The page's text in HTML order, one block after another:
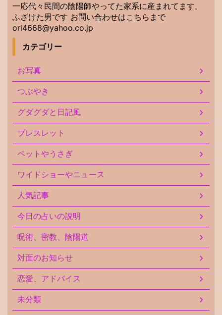
一応代々民間の陰陽師やってた家系に産まれてます。
ふざけた男です お問い合わせはこちらまで
ori4668@yahoo.co.jp
カテゴリー
お写真
つぶやき
グダグダと日記風
ブレスレット
ペットやうさぎ
ワイドショーやニュース
人気記事
今日の占いの説明
呪術、密教、陰陽道
対面のお知らせ
恋愛、アドバイス
未分類